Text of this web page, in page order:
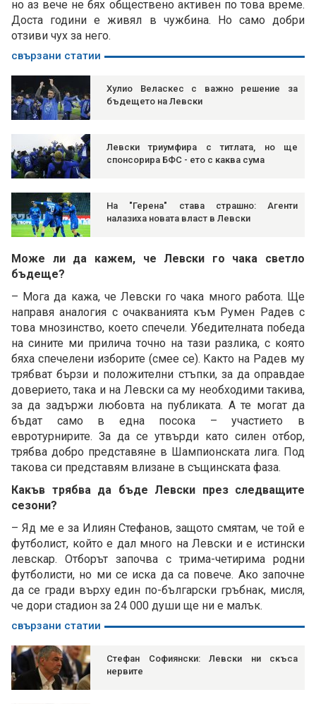
но аз вече не бях обществено активен по това време.
Доста години е живял в чужбина. Но само добри
отзиви чух за него.
свързани статии
Хулио Веласкес с важно решение за
бъдещето на Левски
Левски триумфира с титлата, но ще
спонсорира БФС - ето с каква сума
На "Герена" става страшно: Агенти
налазиха новата власт в Левски
Може ли да кажем, че Левски го чака светло
бъдеще?
– Мога да кажа, че Левски го чака много работа. Ще
направя аналогия с очакванията към Румен Радев с
това мнозинство, което спечели. Убедителната победа
на сините ми прилича точно на тази разлика, с която
бяха спечелени изборите (смее се). Както на Радев му
трябват бързи и положителни стъпки, за да оправдае
доверието, така и на Левски са му необходими такива,
за да задържи любовта на публиката. А те могат да
бъдат само в една посока – участието в
евротурнирите. За да се утвърди като силен отбор,
трябва добро представяне в Шампионската лига. Под
такова си представям влизане в същинската фаза.
Какъв трябва да бъде Левски през следващите
сезони?
– Яд ме е за Илиян Стефанов, защото смятам, че той е
футболист, който е дал много на Левски и е истински
левскар. Отборът започва с трима-четирима родни
футболисти, но ми се иска да са повече. Ако започне
да се гради върху един по-български гръбнак, мисля,
че дори стадион за 24 000 души ще ни е малък.
свързани статии
Стефан Софиянски: Левски ни скъса
нервите